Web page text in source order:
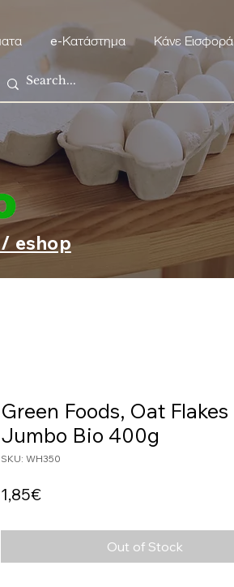
e-Κατάστημα Κάνε Εισφορά
/ eshop
Green Foods, Oat Flakes
Jumbo Bio 400g
SKU: WH350
1,85€Price
Out of Stock